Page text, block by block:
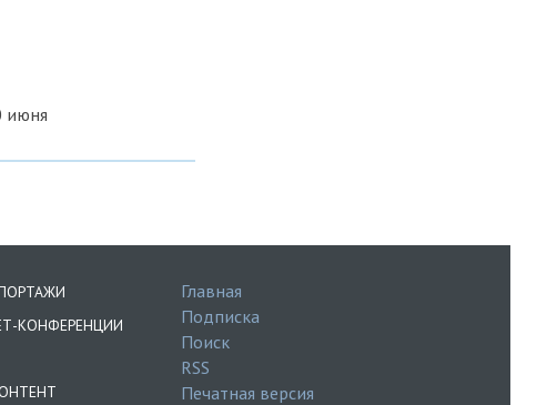
июня
КОНФЕРЕНЦИИ
Главная
Подписка
Поиск
RSS
Печатная версия